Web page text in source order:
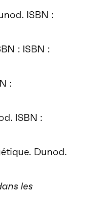
ISBN :
: ISBN :
:
ISBN :
Dunod.
les